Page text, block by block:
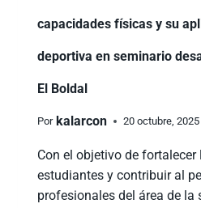
capacidades físicas y su
deportiva en seminario
El Boldal
Por kalarcon 20 octubre, 2025
Con el objetivo de
estudiantes y contribuir al
profesionales del área de la